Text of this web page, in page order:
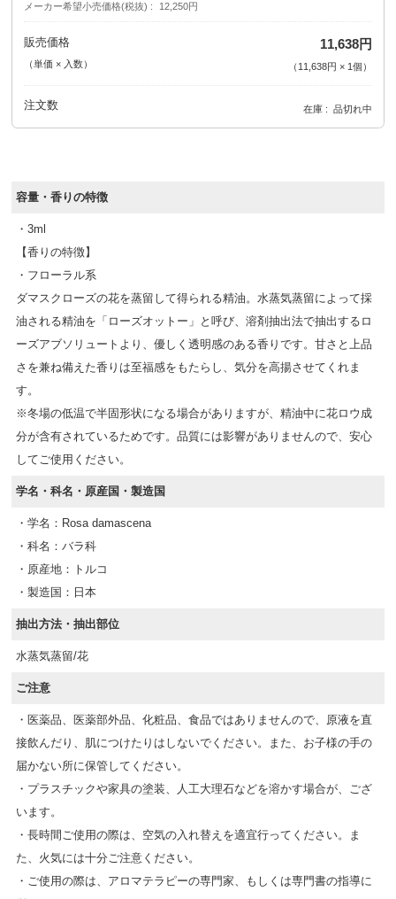
メーカー希望小売価格(税抜)
12,250円
販売価格
（単価 × 入数）
11,638円
（ 11,638円 × 1個 ）
注文数 在庫 品切れ中
容量・香りの特徴
・3ml
【香りの特徴】
・フローラル系
ダマスクローズの花を蒸留して得られる精油。水蒸気蒸留によって採
油される精油を「ローズオットー」と呼び、溶剤抽出法で抽出するロ
ーズアブソリュートより、優しく透明感のある香りです。甘さと上品
さを兼ね備えた香りは至福感をもたらし、気分を高揚させてくれま
す。
※冬場の低温で半固形状になる場合がありますが、精油中に花ロウ成
分が含有されているためです。品質には影響がありませんので、安心
してご使用ください。
学名・科名・原産国・製造国
・学名：Rosa damascena
・科名：バラ科
・原産地：トルコ
・製造国：日本
抽出方法・抽出部位
水蒸気蒸留/花
ご注意
・医薬品、医薬部外品、化粧品、食品ではありませんので、原液を直
接飲んだり、肌につけたりはしないでください。また、お子様の手の
届かない所に保管してください。
・プラスチックや家具の塗装、人工大理石などを溶かす場合が、ござ
います。
・長時間ご使用の際は、空気の入れ替えを適宜行ってください。ま
た、火気には十分ご注意ください。
・ご使用の際は、アロマテラピーの専門家、もしくは専門書の指導に